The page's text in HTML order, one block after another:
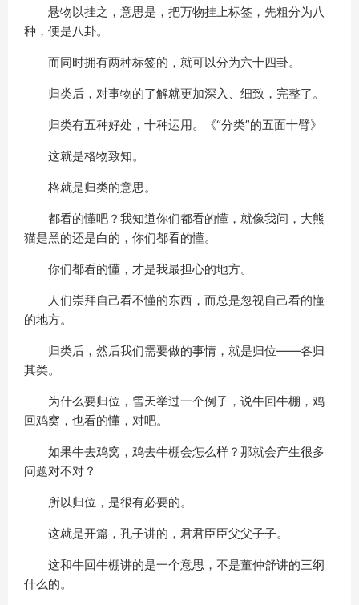
悬物以挂之，意思是，把万物挂上标签，先粗分为八
种，便是八卦。
而同时拥有两种标签的，就可以分为六十四卦。
归类后，对事物的了解就更加深入、细致，完整了。
归类有五种好处，十种运用。《“分类”的五面十臂》
这就是格物致知。
格就是归类的意思。
都看的懂吧？我知道你们都看的懂，就像我问，大熊
猫是黑的还是白的，你们都看的懂。
你们都看的懂，才是我最担心的地方。
人们崇拜自己看不懂的东西，而总是忽视自己看的懂
的地方。
归类后，然后我们需要做的事情，就是归位——各归
其类。
为什么要归位，雪天举过一个例子，说牛回牛棚，鸡
回鸡窝，也看的懂，对吧。
如果牛去鸡窝，鸡去牛棚会怎么样？那就会产生很多
问题对不对？
所以归位，是很有必要的。
这就是开篇，孔子讲的，君君臣臣父父子子。
这和牛回牛棚讲的是一个意思，不是董仲舒讲的三纲
什么的。